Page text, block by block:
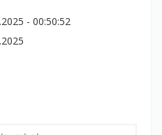
- 00:50:52